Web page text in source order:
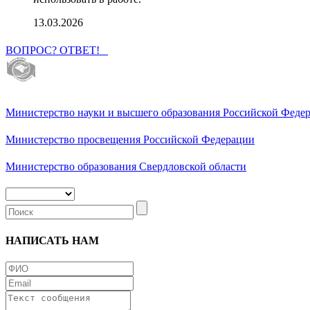
13.03.2026
ВОПРОС? ОТВЕТ!
Министерство науки и высшего образования Российской
Министерство просвещения Российской Федерации
Министерство образования Свердловской области
НАПИСАТЬ НАМ